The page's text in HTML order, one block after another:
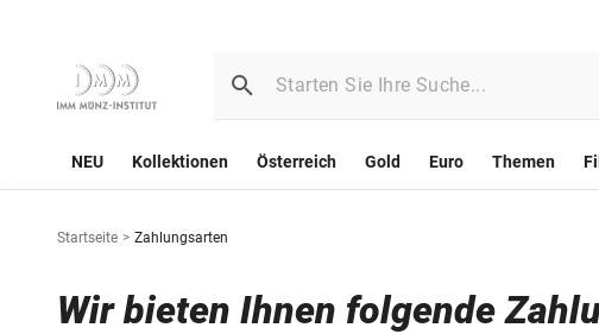
NEU Kollektionen Österreich Gold Euro Themen
Startseite > Zahlungsarten
Wir bieten Ihnen folgende